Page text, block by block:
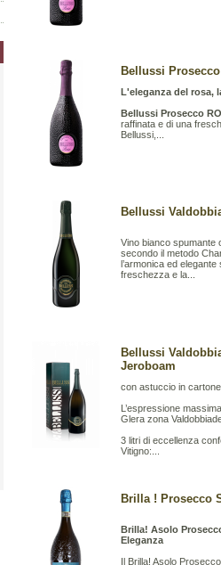
Bellussi
L'eleganza del rosa,
Bellussi Prosecco
raffinata e di una
Bellussi,...
Bellussi
Vino bianco spumante
secondo il metodo
l’armonica ed
freschezza e la...
Bellussi
Jeroboam
con astuccio in cartone
L’espressione
Glera zona
3 litri di eccellenza
Vitigno:...
Brilla ! Prosecco
Brilla! Asolo
Eleganza
Il Brilla! Asolo